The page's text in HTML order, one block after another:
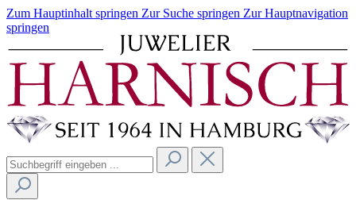
Zum Hauptinhalt springen Zur Suche springen Zur Hauptnavigation
springen